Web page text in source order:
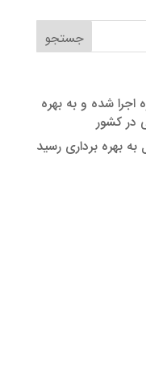
اجرا شده و به بهره
کشور
بهره برداری رسید